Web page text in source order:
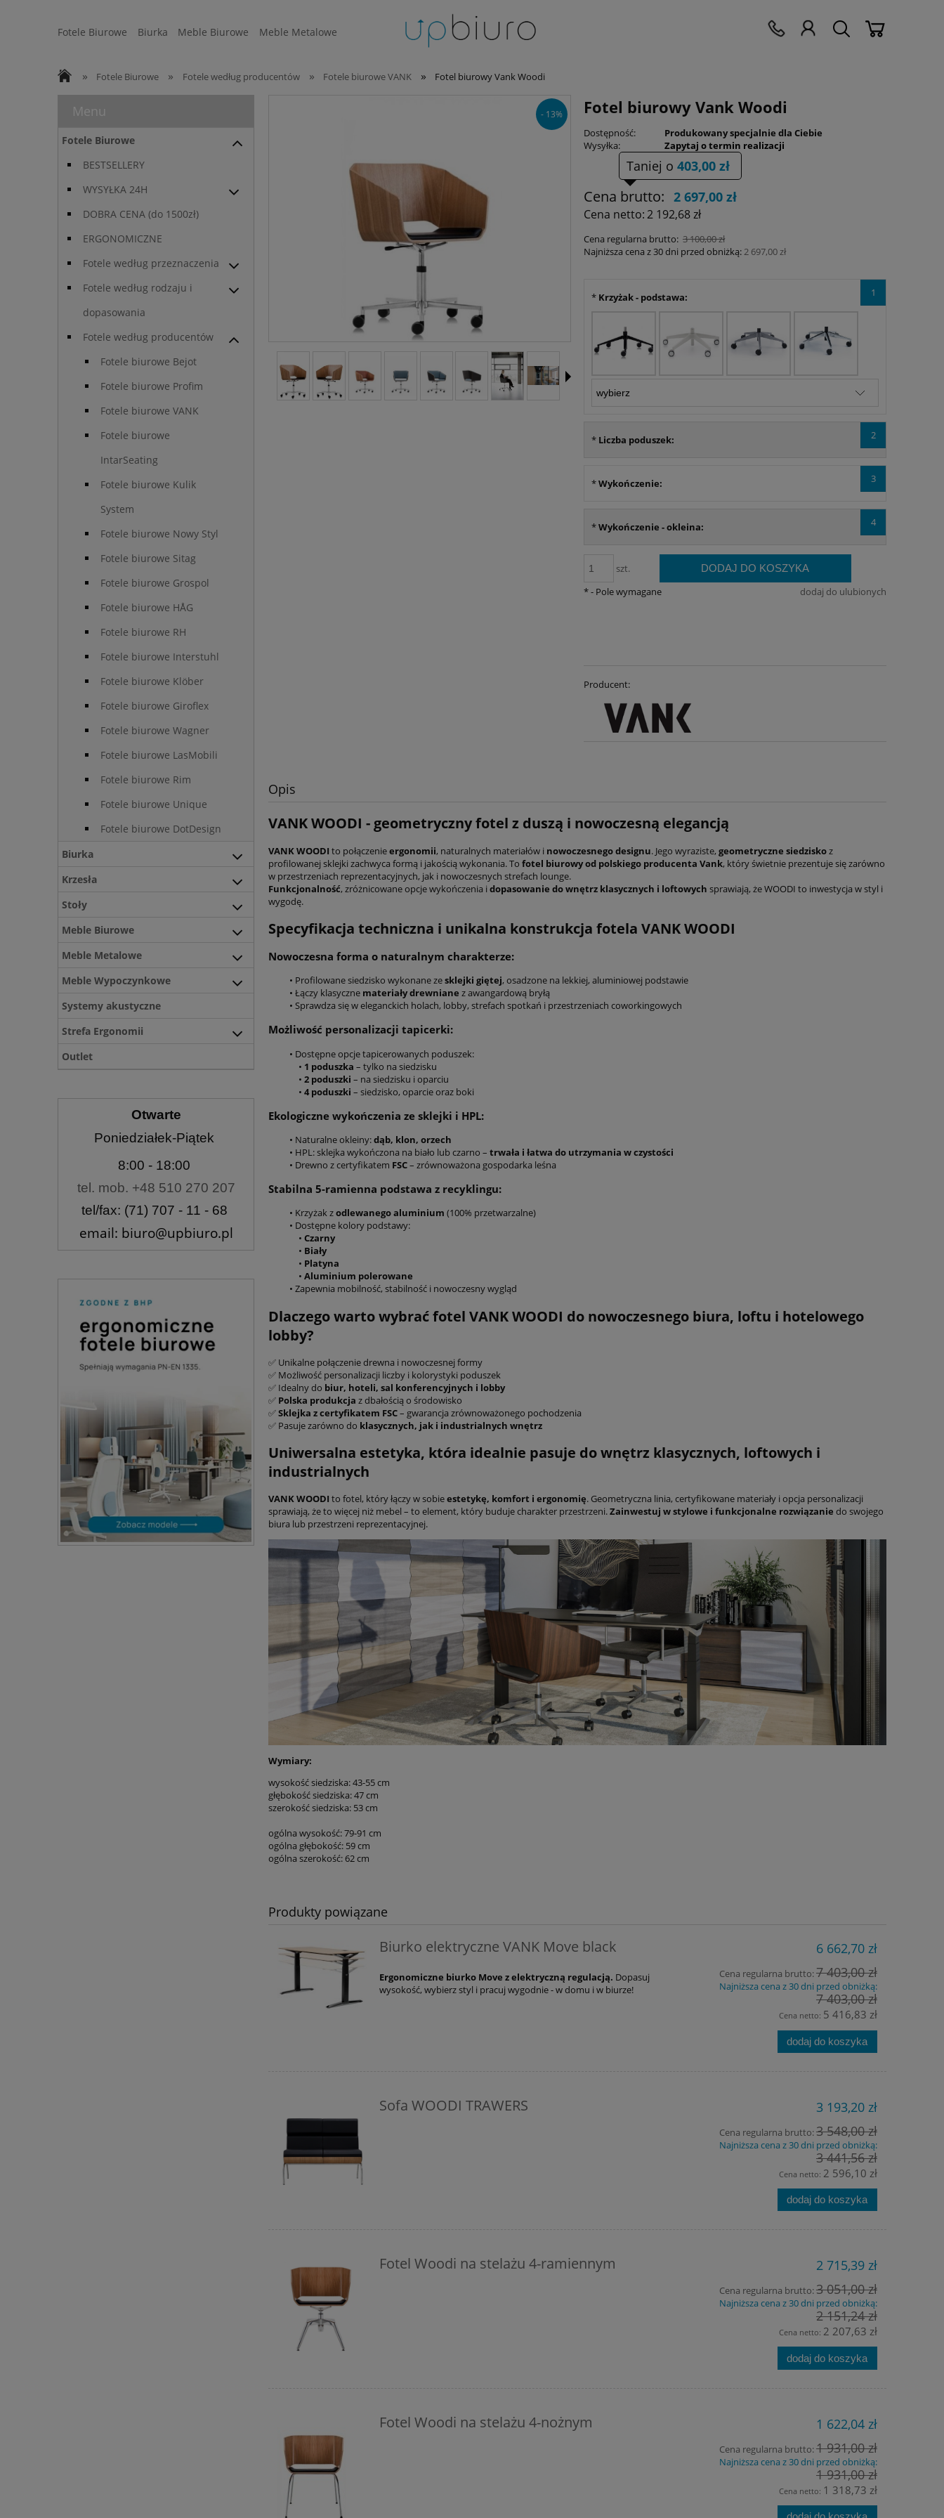
Fotele Biurowe Biurka Meble Biurowe Meble Metalowe
» Fotele Biurowe » Fotele według producentów » Fotele biurowe VANK » Fotel biurowy Vank Woodi
Menu
Fotele Biurowe
BESTSELLERY
WYSYŁKA 24H
DOBRA CENA (do 1500zł)
ERGONOMICZNE
Fotele według przeznaczenia
Fotele według rodzaju i
dopasowania
Fotele według producentów
Fotele biurowe Bejot
Fotele biurowe Profim
Fotele biurowe VANK
Fotele biurowe
IntarSeating
Fotele biurowe Kulik
System
Fotele biurowe Nowy Styl
Fotele biurowe Sitag
Fotele biurowe Grospol
Fotele biurowe HÅG
Fotele biurowe RH
Fotele biurowe Interstuhl
Fotele biurowe Klöber
Fotele biurowe Giroflex
Fotele biurowe Wagner
Fotele biurowe LasMobili
Fotele biurowe Rim
Fotele biurowe Unique
Fotele biurowe DotDesign
Biurka
Krzesła
Stoły
Meble Biurowe
Meble Metalowe
Meble Wypoczynkowe
Systemy akustyczne
Strefa Ergonomii
Outlet
Otwarte
Poniedziałek-Piątek
8:00 - 18:00
tel. mob. +48 510 270 207
tel/fax: (71) 707 - 11 - 68
email: biuro@upbiuro.pl
Fotel biurowy Vank Woodi
- 13%
Dostępność:
Produkowany specjalnie dla Ciebie
Wysyłka:
Zapytaj o termin realizacji
Taniej o403,00 zł
Cena brutto: 2 697,00 zł
Cena netto:2 192,68 zł
Cena regularna brutto: 3 100,00 zł
Najniższa cena z 30 dni przed obniżką:2 697,00 zł
1
* Krzyżak - podstawa:
2
* Liczba poduszek:
3
*Wykończenie:
4
*Wykończenie - okleina:
szt. DODAJ DO KOSZYKA
dodaj do ulubionych
*- Pole wymagane
Producent:
Opis
VANK WOODI - geometryczny fotel z duszą i nowoczesną elegancją
VANK WOODI to połączenieergonomii, naturalnych materiałów i nowoczesnego designu. Jego wyraziste, geometryczne siedziskoz
profilowanej sklejki zachwyca formą i jakością wykonania. To fotel biurowy od polskiego producenta Vank, który świetnie prezentuje się zarówno
w przestrzeniach reprezentacyjnych, jak i nowoczesnych strefach lounge.
Funkcjonalność, zróżnicowane opcje wykończenia i dopasowanie do wnętrz klasycznych i loftowych sprawiają, że WOODI to inwestycja w styl i
wygodę.
Specyfikacja techniczna i unikalna konstrukcja fotela VANK WOODI
Nowoczesna forma o naturalnym charakterze:
• Profilowane siedzisko wykonane zesklejki giętej, osadzone na lekkiej, aluminiowej podstawie
• Łączy klasyczne materiały drewniane z awangardową bryłą
• Sprawdza się w eleganckich holach, lobby, strefach spotkań i przestrzeniach coworkingowych
Możliwość personalizacji tapicerki:
• Dostępne opcje tapicerowanych poduszek:
• 1 poduszka – tylko na siedzisku
• 2 poduszki – na siedzisku i oparciu
• 4 poduszki – siedzisko, oparcie oraz boki
Ekologiczne wykończenia ze sklejki i HPL:
• Naturalne okleiny:dąb, klon, orzech
• HPL: sklejka wykończona na biało lub czarno – trwała i łatwa do utrzymania w czystości
• Drewno z certyfikatem FSC– zrównoważona gospodarka leśna
Stabilna 5-ramienna podstawa z recyklingu:
• Krzyżak zodlewanego aluminium (100% przetwarzalne)
• Dostępne kolory podstawy:
• Czarny
• Biały
• Platyna
• Aluminium polerowane
• Zapewnia mobilność, stabilność i nowoczesny wygląd
Dlaczego warto wybrać fotel VANK WOODI do nowoczesnego biura, loftu i hotelowego
lobby?
✅ Unikalne połączenie drewna i nowoczesnej formy
✅ Możliwość personalizacji liczby i kolorystyki poduszek
✅ Idealny do biur, hoteli, sal konferencyjnych i lobby
✅ Polska produkcja z dbałością o środowisko
✅Sklejka z certyfikatem FSC– gwarancja zrównoważonego pochodzenia
✅ Pasuje zarówno do klasycznych, jak i industrialnych wnętrz
Uniwersalna estetyka, która idealnie pasuje do wnętrz klasycznych, loftowych i
industrialnych
VANK WOODI to fotel, który łączy w sobieestetykę, komfort i ergonomię. Geometryczna linia, certyfikowane materiały i opcja personalizacji
sprawiają, że to więcej niż mebel – to element, który buduje charakter przestrzeni.Zainwestuj w stylowe i funkcjonalne rozwiązanie do swojego
biura lub przestrzeni reprezentacyjnej.
Wymiary:
wysokość siedziska: 43-55 cm
głębokość siedziska: 47 cm
szerokość siedziska: 53 cm
ogólna wysokość: 79-91 cm
ogólna głębokość: 59 cm
ogólna szerokość: 62 cm
Produkty powiązane
Biurko elektryczne VANK Move black
Ergonomiczne biurko Move z elektryczną regulacją. Dopasuj
wysokość, wybierz styl i pracuj wygodnie - w domu i w biurze!
6 662,70 zł
Cena regularna brutto:7 403,00 zł
Najniższa cena z 30 dni przed obniżką:
7 403,00 zł
Cena netto: 5 416,83 zł
dodaj do koszyka
Sofa WOODI TRAWERS 3 193,20 zł
Cena regularna brutto:3 548,00 zł
Najniższa cena z 30 dni przed obniżką:
3 441,56 zł
Cena netto: 2 596,10 zł
dodaj do koszyka
Fotel Woodi na stelażu 4-ramiennym 2 715,39 zł
Cena regularna brutto:3 051,00 zł
Najniższa cena z 30 dni przed obniżką:
2 151,24 zł
Cena netto: 2 207,63 zł
dodaj do koszyka
Fotel Woodi na stelażu 4-nożnym 1 622,04 zł
Cena regularna brutto:1 931,00 zł
Najniższa cena z 30 dni przed obniżką:
1 931,00 zł
Cena netto: 1 318,73 zł